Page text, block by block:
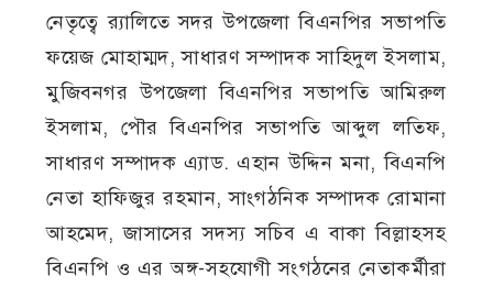
নেতৃত্বে র‍্যালিতে সদর উপজেলা বিএনপির সভাপতি
ফয়েজ মোহাম্মদ, সাধারণ সম্পাদক সাহিদুল ইসলাম,
মুজিবনগর উপজেলা বিএনপির সভাপতি আমিরুল
ইসলাম, পৌর বিএনপির সভাপতি আব্দুল লতিফ,
সাধারণ সম্পাদক এ্যাড. এহান উদ্দিন মনা, বিএনপি
নেতা হাফিজুর রহমান, সাংগঠনিক সম্পাদক রোমানা
আহমেদ, জাসাসের সদস্য সচিব এ বাকা বিল্লাহসহ
বিএনপি ও এর অঙ্গ-সহযোগী সংগঠনের নেতাকর্মীরা